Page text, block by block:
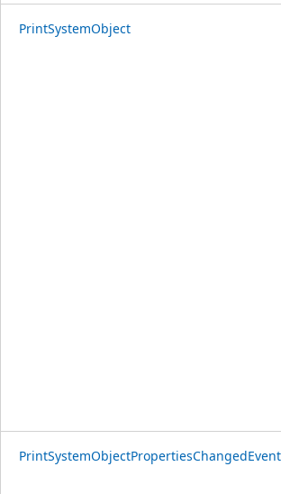
PrintSystemObject